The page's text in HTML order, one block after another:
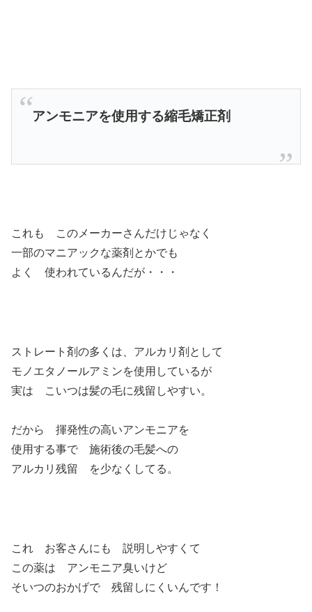
アンモニアを使用する縮毛矯正剤
これも このメーカーさんだけじゃなく
一部のマニアックな薬剤とかでも
よく 使われているんだが・・・
ストレート剤の多くは、アルカリ剤として
モノエタノールアミンを使用しているが
実は こいつは髪の毛に残留しやすい。
だから 揮発性の高いアンモニアを
使用する事で 施術後の毛髪への
アルカリ残留 を少なくしてる。
これ お客さんにも 説明しやすくて
この薬は アンモニア臭いけど
そいつのおかげで 残留しにくいんです！